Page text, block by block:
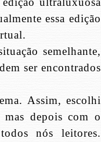
essa edição
semelhante,
ser encontrados
Assim, escolhi
mas depois com o
nós leitores.